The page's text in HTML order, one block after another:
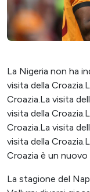
La Nigeria non ha
visita della
Croazia.La visita
visita della
Croazia.La visita
visita della
Croazia è un nuovo
La stagione del